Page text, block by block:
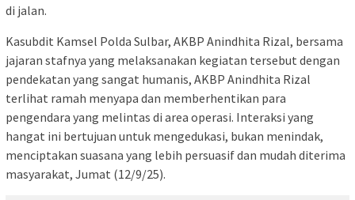
di jalan.
Kasubdit Kamsel Polda Sulbar, AKBP Anindhita Rizal, bersama
jajaran stafnya yang melaksanakan kegiatan tersebut dengan
pendekatan yang sangat humanis, AKBP Anindhita Rizal
terlihat ramah menyapa dan memberhentikan para
pengendara yang melintas di area operasi. Interaksi yang
hangat ini bertujuan untuk mengedukasi, bukan menindak,
menciptakan suasana yang lebih persuasif dan mudah diterima
masyarakat, Jumat (12/9/25).